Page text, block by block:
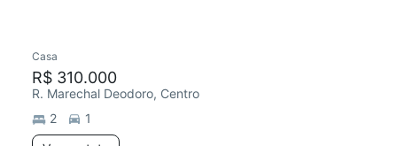
Casa
R$ 310.000
R. Marechal Deodoro, Centro
2
1